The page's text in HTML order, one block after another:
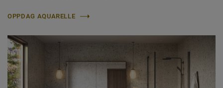
OPPDAG AQUARELLE